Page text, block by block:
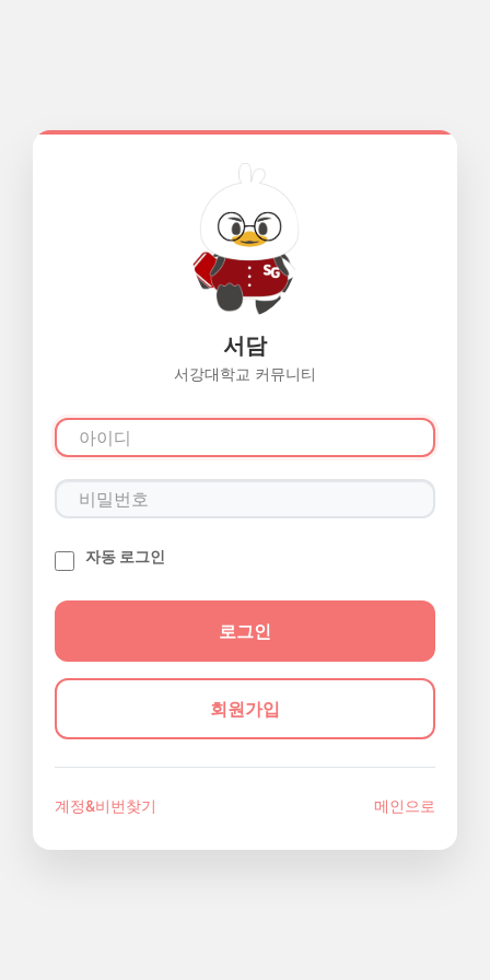
서담
서강대학교 커뮤니티
자동 로그인
회원가입
계정&비번찾기 메인으로